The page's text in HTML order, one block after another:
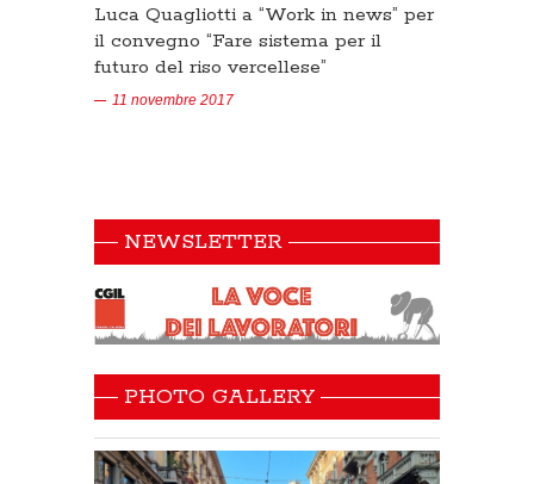
Luca Quagliotti a “Work in news” per
il convegno “Fare sistema per il
futuro del riso vercellese”
11 novembre 2017
NEWSLETTER
PHOTO GALLERY